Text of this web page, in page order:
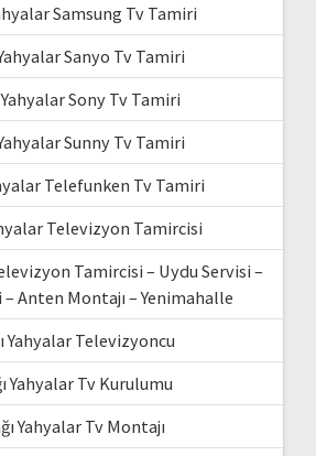
Samsung Tv Tamiri
Sanyo Tv Tamiri
Yahyalar Sony Tv Tamiri
Sunny Tv Tamiri
Telefunken Tv Tamiri
Televizyon Tamircisi
Tamircisi – Uydu Servisi –
Anten Montajı – Yenimahalle
Yahyalar Televizyoncu
Yahyalar Tv Kurulumu
Yahyalar Tv Montajı